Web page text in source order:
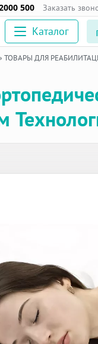
500 Заказать
Каталог
ТОВАРЫ ДЛЯ